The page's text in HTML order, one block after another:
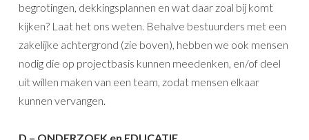
begrotingen, dekkingsplannen en wat daar zoal bij komt
kijken? Laat het ons weten. Behalve bestuurders met een
zakelijke achtergrond (zie boven), hebben we ook mensen
nodig die op projectbasis kunnen meedenken, en/of deel
uit willen maken van een team, zodat mensen elkaar
kunnen vervangen.